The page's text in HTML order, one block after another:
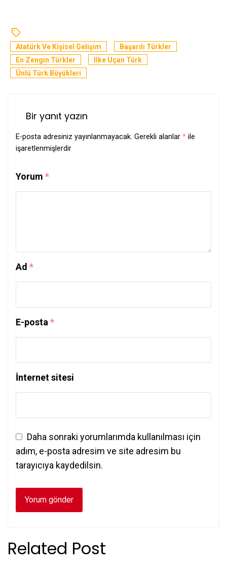
Atatürk Ve Kişisel Gelişim
Başarılı Türkler
En Zengin Türkler
Ilke Uçan Türk
Ünlü Türk Büyükleri
Bir yanıt yazın
E-posta adresiniz yayınlanmayacak. Gerekli alanlar * ile
işaretlenmişlerdir
Yorum *
Ad *
E-posta*
İnternet sitesi
Daha sonraki yorumlarımda kullanılması için
adım, e-posta adresim ve site adresim bu
tarayıcıya kaydedilsin.
Related Post